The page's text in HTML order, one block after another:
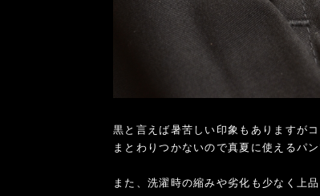
黒と言えば暑苦しい印象もありますが
まとわりつかないので真夏に使えるパ
また、洗濯時の縮みや劣化も少なく上